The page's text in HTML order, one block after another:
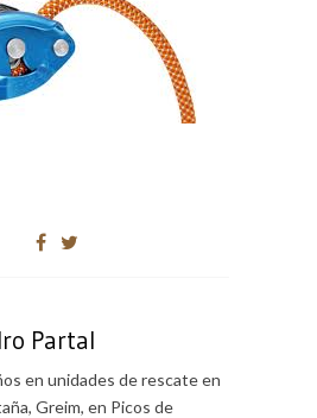
Partal
en unidades de rescate en
Greim, en Picos de